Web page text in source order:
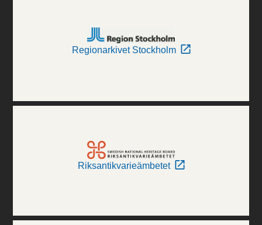
Regionarkivet Stockholm
Riksantikvarieämbetet